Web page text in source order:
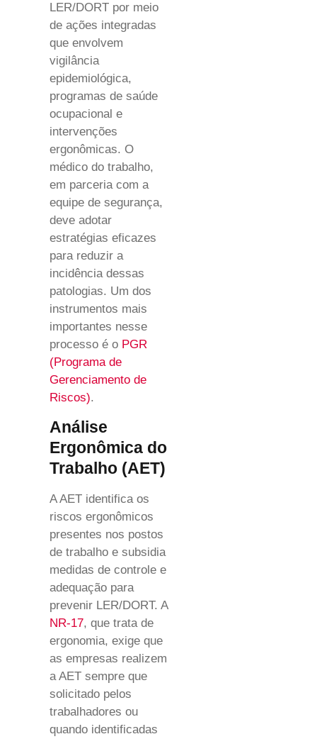
LER/DORT por meio
de ações integradas
que envolvem
vigilância
epidemiológica,
programas de saúde
ocupacional e
intervenções
ergonômicas. O
médico do trabalho,
em parceria com a
equipe de segurança,
deve adotar
estratégias eficazes
para reduzir a
incidência dessas
patologias. Um dos
instrumentos mais
importantes nesse
processo é o PGR
(Programa de
Gerenciamento de
Riscos).
Análise
Ergonômica do
Trabalho (AET)
A AET identifica os
riscos ergonômicos
presentes nos postos
de trabalho e subsidia
medidas de controle e
adequação para
prevenir LER/DORT. A
NR-17, que trata de
ergonomia, exige que
as empresas realizem
a AET sempre que
solicitado pelos
trabalhadores ou
quando identificadas